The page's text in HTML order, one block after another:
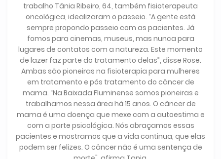
trabalho Tânia Ribeiro, 64, também fisioterapeuta
oncológica, idealizaram o passeio. “A gente está
sempre propondo passeio com as pacientes. Já
fomos para cinemas, museus, mas nunca para
lugares de contatos com a natureza. Este momento
de lazer faz parte do tratamento delas”, disse Rose.
Ambas são pioneiras na fisioterapia para mulheres
em tratamento e pós tratamento do câncer de
mama. “Na Baixada Fluminense somos pioneiras e
trabalhamos nessa área há 15 anos. O câncer de
mama é uma doença que mexe com a autoestima e
com a parte psicológica. Nós abraçamos essas
pacientes e mostramos que a vida continua, que elas
podem ser felizes. O câncer não é uma sentença de